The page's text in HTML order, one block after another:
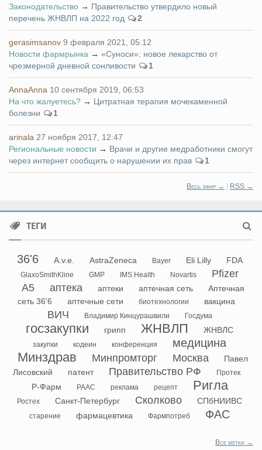
Законодательство → Правительство утвердило новый
перечень ЖНВЛП на 2022 год
2
gerasimsanov 9 февраля 2021, 05:12
Новости фармрынка → «Суноси»: новое лекарство от
чрезмерной дневной сонливости
1
AnnaAnna 10 сентября 2019, 06:53
На что жалуетесь? → Цитратная терапия мочекаменной
болезни
1
arinala 27 ноября 2017, 12:47
Региональные новости → Врачи и другие медработники смогут
через интернет сообщить о нарушении их прав
1
Весь эфир → | RSS →
ТЕГИ
36'6 A.v.e. AstraZeneca Bayer Eli Lilly FDA
GlaxoSmithKline GMP IMS Health Novartis
Pfizer
А5
аптека аптеки аптечная сеть
Аптечная
сеть 36'6
аптечные сети биотехнологии вакцина
ВИЧ Владимир Кинцурашвили Госдума
госзакупки грипп ЖНВЛП ЖНВЛС
закупки кодеин конференция медицина
Минздрав Минпромторг Москва
Павел
Лисовский
патент Правительство РФ Протек
Р-Фарм РААС реклама рецепт Ригла
Ростех Санкт-Петербург Сколково СПбНИИВС
старение фармацевтика Фармпотреб ФАС
Все метки →